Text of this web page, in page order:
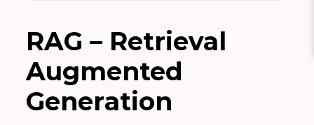
R
A B C D E
RAG – Retrieval
Augmented
Generation